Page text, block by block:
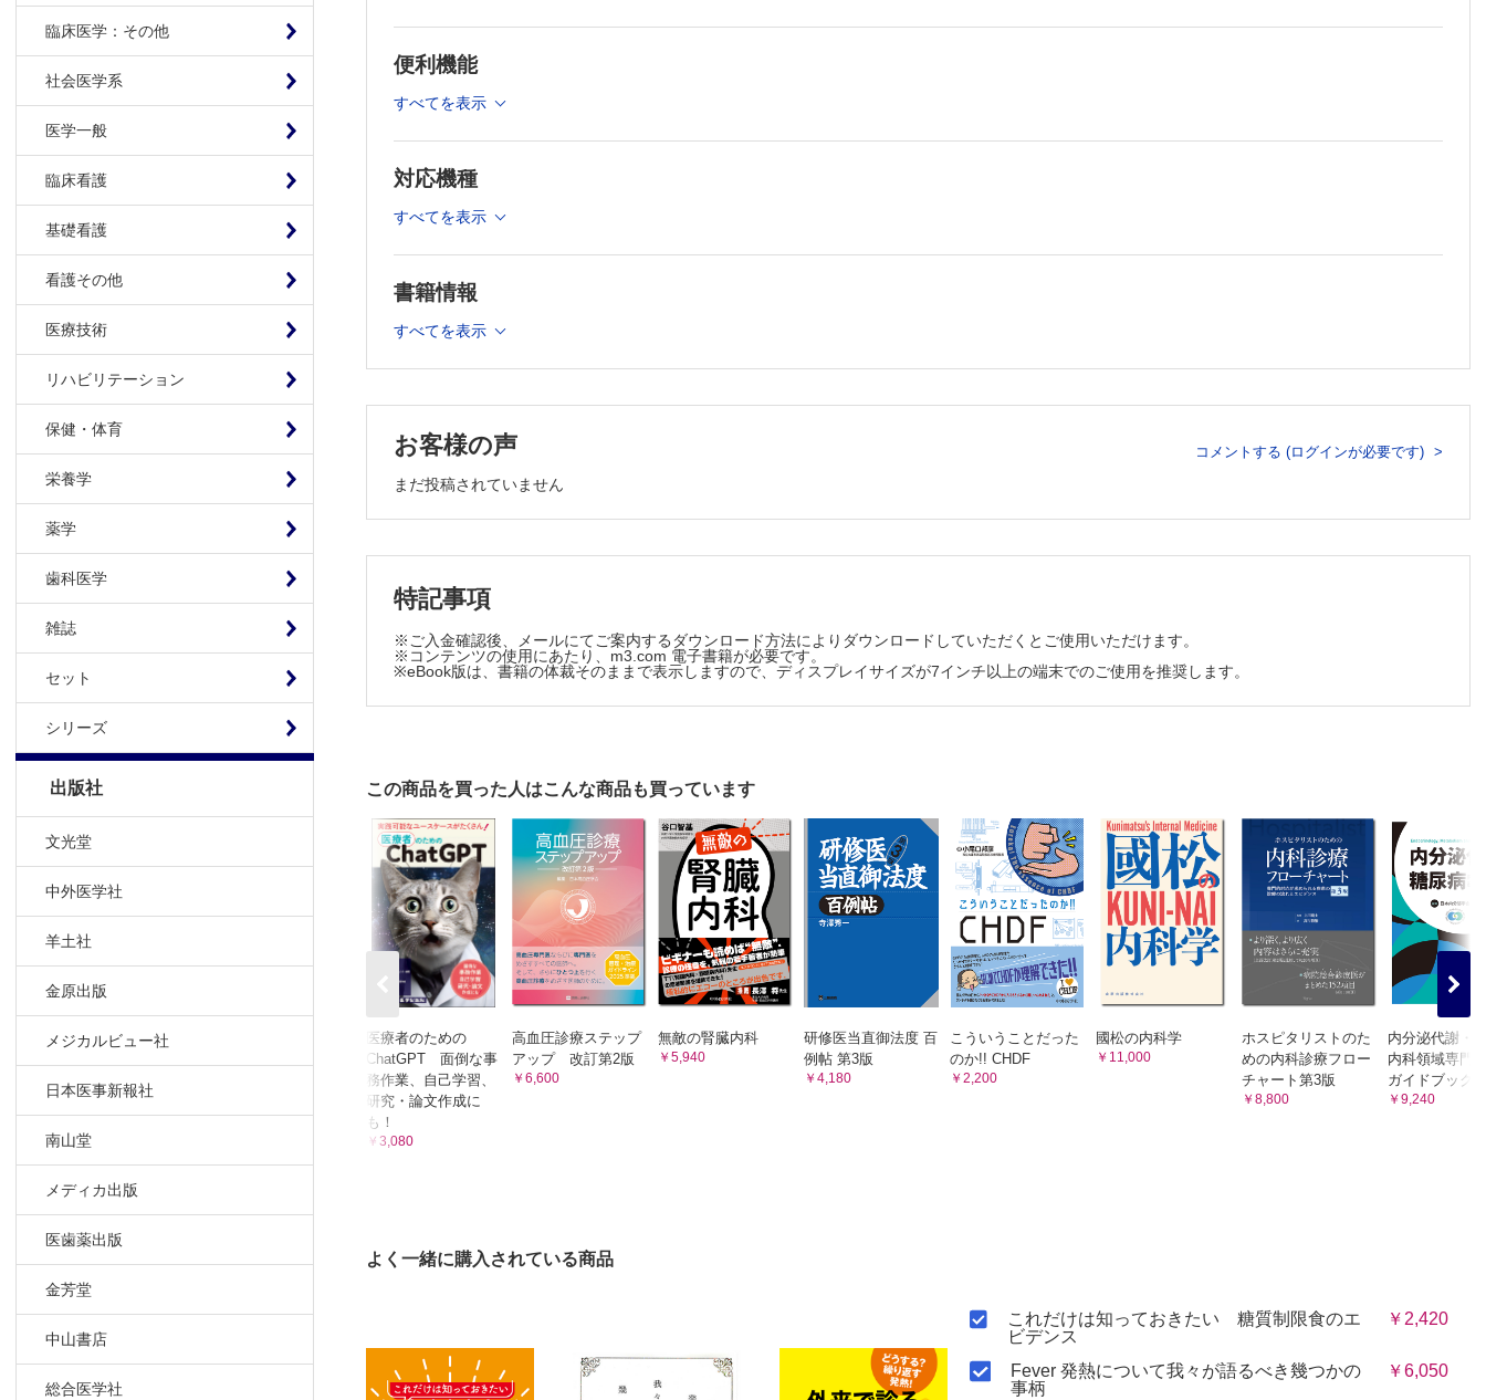
臨床医学：その他
社会医学系
医学一般
臨床看護
基礎看護
看護その他
医療技術
リハビリテーション
保健・体育
栄養学
薬学
歯科医学
雑誌
セット
シリーズ
出版社
文光堂
中外医学社
羊土社
金原出版
メジカルビュー社
日本医事新報社
南山堂
メディカ出版
医歯薬出版
金芳堂
中山書店
総合医学社
・なんで食物繊維は身体に良いの？
・食物繊維は何から摂る？
・果糖はくだものと同じではない！
・果糖に関する研究が進んでいる
4 炭水化物の「質」に注目！
・全粒穀物のベネフィット
・炭水化物の「質」の改善のススメ
第II章 糖質制限食の効果について
1 糖質制限食は昔からあった？
・糖質制限食の歴史
・糖質を制限することの影響
2 糖質制限食の減量効果のエビデンス
・糖質制限食の臨床研究
・日本での糖尿病患者における糖質制限食の臨床試験
・糖質制限食をテレビや雑誌で特集すると
・一度経験したらハマっちゃう
・エネルギーに占める炭水化物の割合と死亡リスクについて
・糖質制限食と死亡リスクについて
2 糖質を控えすぎるとがんや心血管疾患のリスクが上がる⁉
・糖質制限食のがんや心血管疾患のリスクについて
・日本人における糖質制限食とがんリスクについて
3 糖質制限食の何が問題？
・糖質制限食で何が変化するのか？
・糖質制限食で減るもの／増えるものはなんでしょう？
・観察研究での注意点について
・観察研究の結果が怪しい？
第IV章 糖質制限食を再考する
1 なぜ糖質制限食は流行るのか？
2 日本人の理想的な糖質摂取割合は？
・痩せるための理想的な食事は？
4 お勧めの減量方法
便利機能
すべてを表示
対応機種
すべてを表示
書籍情報
すべてを表示
お客様の声 コメントする (ログインが必要です)
まだ投稿されていません
特記事項
※ご入金確認後、メールにてご案内するダウンロード方法によりダウンロードしていただくとご使用いただけます。
※コンテンツの使用にあたり、m3.com 電子書籍が必要です。
※eBook版は、書籍の体裁そのままで表示しますので、ディスプレイサイズが7インチ以上の端末でのご使用を推奨します。
この商品を買った人はこんな商品も買っています
医療者のための
ChatGPT 面倒な事
務作業、自己学習、
研究・論文作成に
も！
￥3,080
高血圧診療ステップ
アップ 改訂第2版
￥6,600
無敵の腎臓内科
￥5,940
研修医当直御法度 百
例帖 第3版
￥4,180
こういうことだった
のか!! CHDF
￥2,200
國松の内科学
￥11,000
ホスピタリストのた
めの内科診療フロー
チャート第3版
￥8,800
内分泌代謝・
内科領域専門
ガイドブック
￥9,240
よく一緒に購入されている商品
これだけは知っておきたい 糖質制限食のエ
ビデンス
￥2,420
Fever 発熱について我々が語るべき幾つかの
事柄
￥6,050